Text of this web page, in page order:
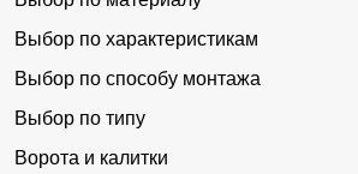
Выбор по характеристикам
Выбор по способу монтажа
Выбор по типу
Ворота и калитки